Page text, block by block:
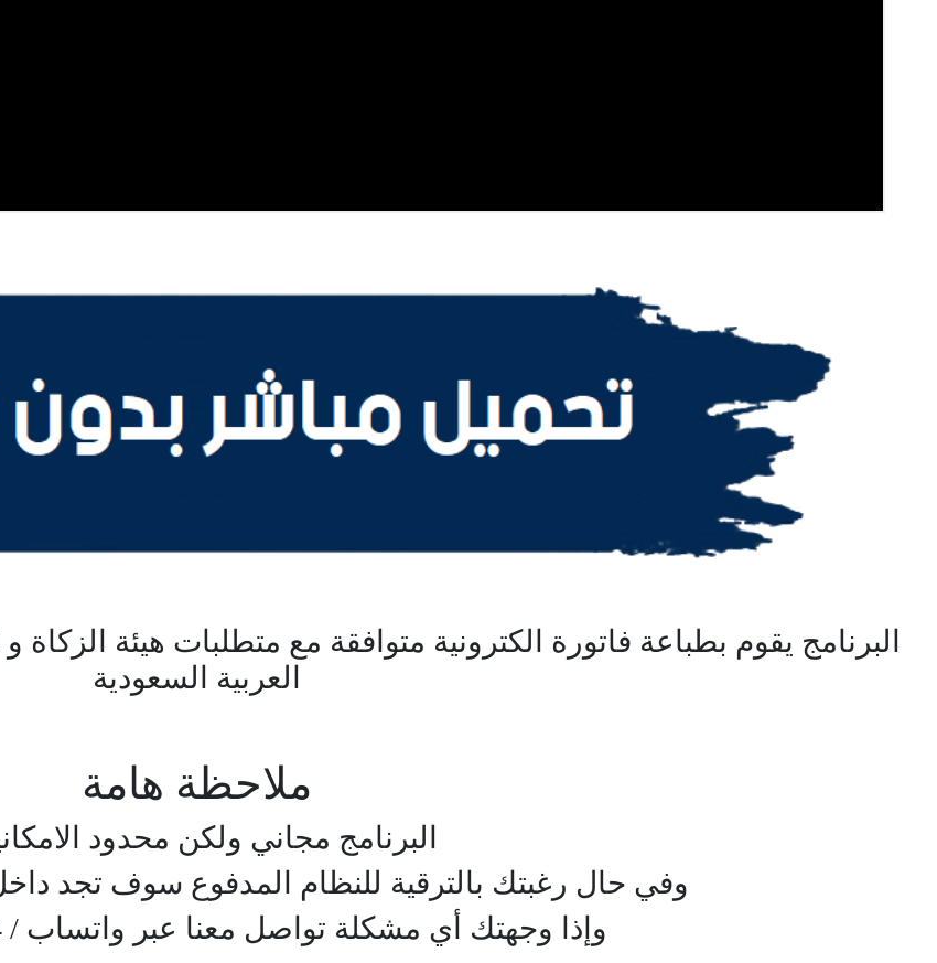
البرنامج يقوم بطباعة فاتورة الكترونية متوافقة مع متطلبات هيئة
العربية السعودية
ملاحظة هامة
البرنامج مجاني ولكن محدود
وفي حال رغبتك بالترقية للنظام المدفوع سوف تجد
وإذا وجهتك أي مشكلة تواصل معنا عبر واتساب / 00201204502384